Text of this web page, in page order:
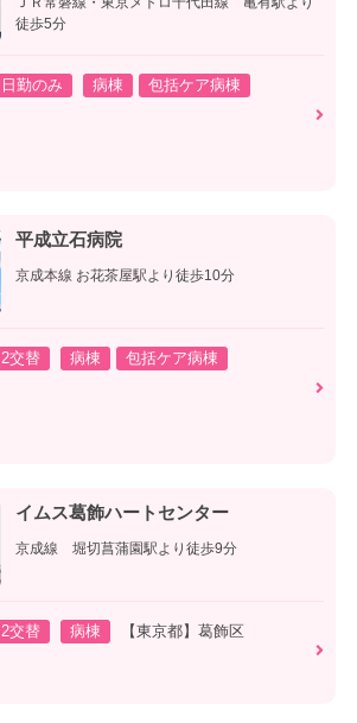
徒歩5分
日勤のみ 病棟
包括ケア病棟
平成立石病院
京成本線 お花茶屋駅より徒歩10分
2交替 病棟
包括ケア病棟
イムス葛飾ハートセンター
京成線 堀切菖蒲園駅より徒歩9分
2交替 病棟
【東京都】葛飾区